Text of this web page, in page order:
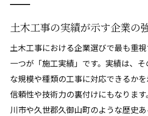
土木工事の実績が示す企業の
土木工事における企業選びで最も重
一つが「施工実績」です。実績は、
な規模や種類の工事に対応できるかを
信頼性や技術力の裏付けにもなりま
川市や久世郡久御山町のような歴史